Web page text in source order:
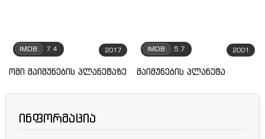
2017
IMDB: 7.4
ომი მაიმუნების პლანეტაზე
2001
IMDB: 5.7
მაიმუნების პლანეტა
ინფორმაცია